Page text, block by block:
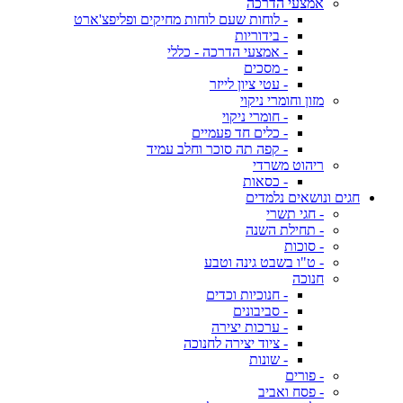
אמצעי הדרכה
- לוחות שעם לוחות מחיקים ופליפצ'ארט
- בידוריות
- אמצעי הדרכה - כללי
- מסכים
- עטי ציון לייזר
מזון וחומרי ניקוי
- חומרי ניקוי
- כלים חד פעמיים
- קפה תה סוכר וחלב עמיד
ריהוט משרדי
- כסאות
חגים ונושאים נלמדים
- חגי תשרי
- תחילת השנה
- סוכות
- ט"ו בשבט גינה וטבע
חנוכה
- חנוכיות וכדים
- סביבונים
- ערכות יצירה
- ציוד יצירה לחנוכה
- שונות
- פורים
- פסח ואביב